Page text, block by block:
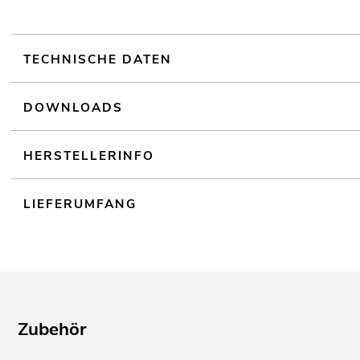
TECHNISCHE DATEN
DOWNLOADS
HERSTELLERINFO
LIEFERUMFANG
Zubehör